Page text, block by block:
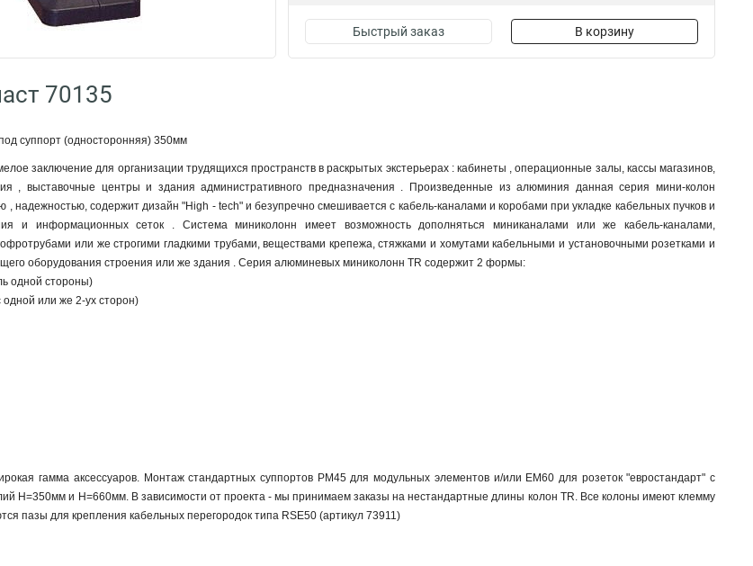
Быстрый заказ В корзину
70135
суппорт (односторонняя) 350мм
заключение для организации трудящихся пространств в раскрытых экстерьерах : кабинеты , операционные залы, кассы магазинов,
, выставочные центры и здания административного предназначения . Произведенные из алюминия данная серия мини-колон
надежностью, содержит дизайн "High - tech" и безупречно смешивается с кабель-каналами и коробами при укладке кабельных пучков и
и информационных сеток . Система миниколонн имеет возможность дополняться миниканалами или же кабель-каналами,
или же строгими гладкими трубами, веществами крепежа, стяжками и хомутами кабельными и установочными розетками и
оборудования строения или же здания . Серия алюминевых миниколонн TR содержит 2 формы:
одной стороны)
или же 2-ух сторон)
гамма аксессуаров. Монтаж стандартных суппортов PM45 для модульных элементов и/или EM60 для розеток "евростандарт" c
H=350мм и Н=660мм. В зависимости от проекта - мы принимаем заказы на нестандартные длины колон TR. Все колоны имеют клемму
пазы для крепления кабельных перегородок типа RSE50 (артикул 73911)